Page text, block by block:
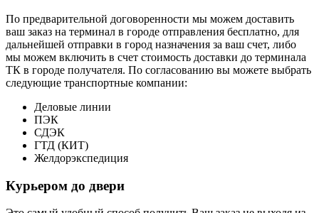
По предварительной договоренности мы можем доставить
ваш заказ на терминал в городе отправления бесплатно, для
дальнейшей отправки в город назначения за ваш счет, либо
мы можем включить в счет стоимость доставки до терминала
ТК в городе получателя. По согласованию вы можете выбрать
следующие транспортные компании:
Деловые линии
ПЭК
СДЭК
ГТД (КИТ)
Желдорэкспедиция
Курьером до двери